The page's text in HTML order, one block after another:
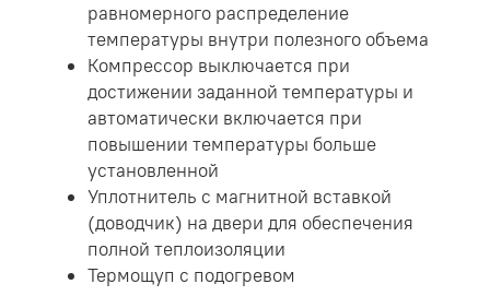
равномерного распределение
температуры внутри полезного объема
Компрессор выключается при
достижении заданной температуры и
автоматически включается при
повышении температуры больше
установленной
Уплотнитель с магнитной вставкой
(доводчик) на двери для обеспечения
полной теплоизоляции
Термощуп с подогревом